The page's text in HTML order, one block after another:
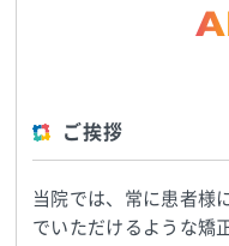
ご挨拶
当院では、常に患者様
でいただけるような矯